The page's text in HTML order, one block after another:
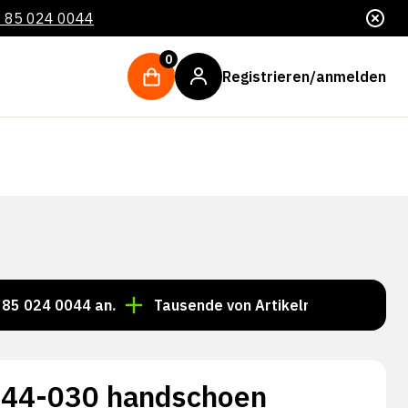
85 024 0044
0
Registrieren/anmelden
an. Tausende von Artikeln immer auf Lager!
030 handschoen